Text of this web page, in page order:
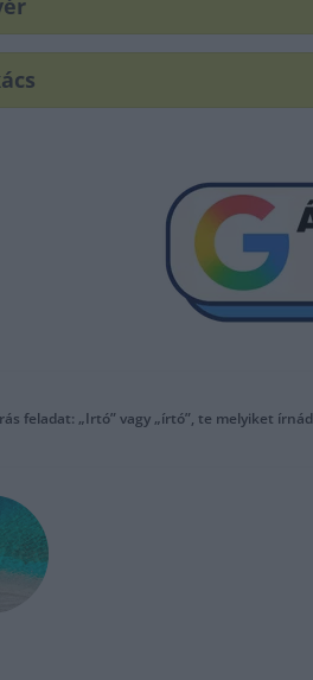
feladat: „Irtó” vagy „írtó”, te melyiket